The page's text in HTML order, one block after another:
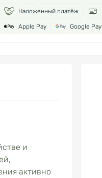
Наложенный платёж
Apple Pay Google Pay
и
активно